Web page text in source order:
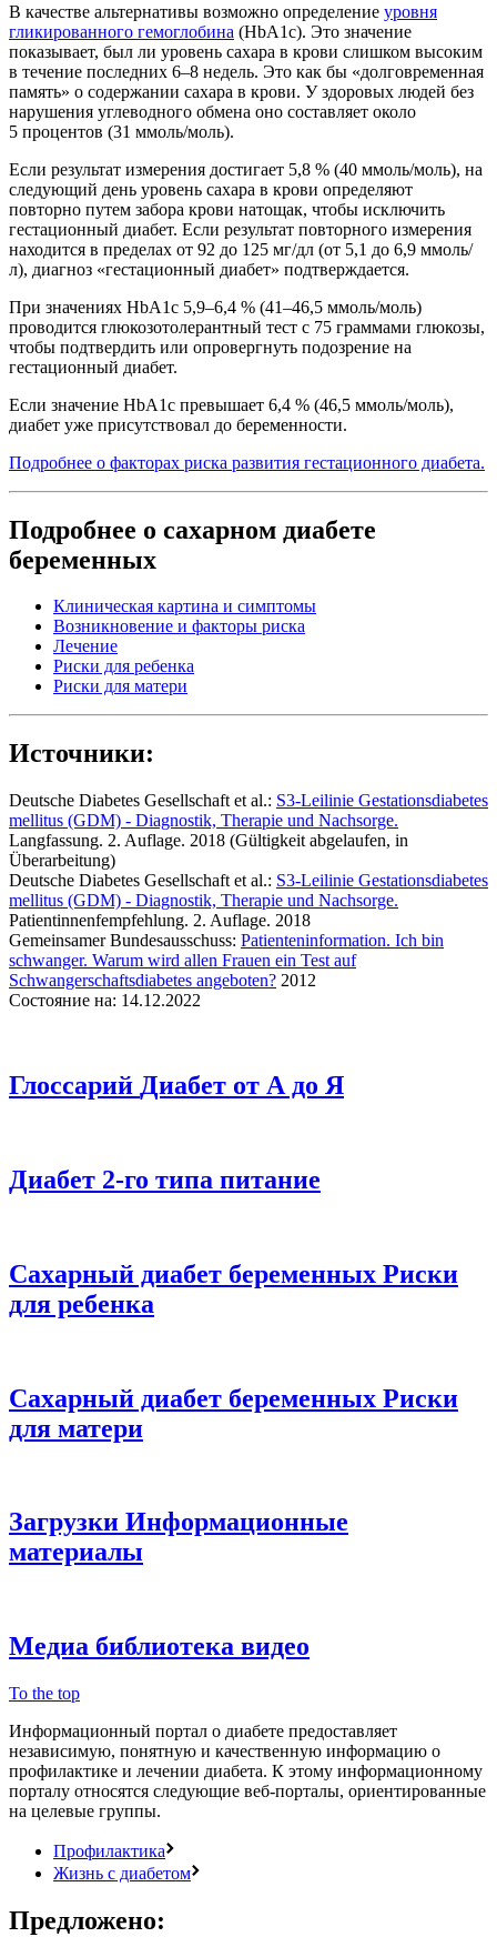
В качестве альтернативы возможно определение уровня
гликированного гемоглобина (HbA1c). Это значение
показывает, был ли уровень сахара в крови слишком высоким
в течение последних 6–8 недель. Это как бы «долговременная
память» о содержании сахара в крови. У здоровых людей без
нарушения углеводного обмена оно составляет около
5 процентов (31 ммоль/моль).
Если результат измерения достигает 5,8 % (40 ммоль/моль), на
следующий день уровень сахара в крови определяют
повторно путем забора крови натощак, чтобы исключить
гестационный диабет. Если результат повторного измерения
находится в пределах от 92 до 125 мг/дл (от 5,1 до 6,9 ммоль/
л), диагноз «гестационный диабет» подтверждается.
При значениях HbA1c 5,9–6,4 % (41–46,5 ммоль/моль)
проводится глюкозотолерантный тест с 75 граммами глюкозы,
чтобы подтвердить или опровергнуть подозрение на
гестационный диабет.
Если значение HbA1c превышает 6,4 % (46,5 ммоль/моль),
диабет уже присутствовал до беременности.
Подробнее о факторах риска развития гестационного диабета.
Подробнее о сахарном диабете
беременных
Клиническая картина и симптомы
Возникновение и факторы риска
Лечение
Риски для ребенка
Риски для матери
Источники:
Deutsche Diabetes Gesellschaft et al.: S3-Leilinie Gestationsdiabetes
mellitus (GDM) - Diagnostik, Therapie und Nachsorge.
Langfassung. 2. Auflage. 2018 (Gültigkeit abgelaufen, in
Überarbeitung)
Deutsche Diabetes Gesellschaft et al.: S3-Leilinie Gestationsdiabetes
mellitus (GDM) - Diagnostik, Therapie und Nachsorge.
Patientinnenfempfehlung. 2. Auflage. 2018
Gemeinsamer Bundesausschuss: Patienteninformation. Ich bin
schwanger. Warum wird allen Frauen ein Test auf
Schwangerschaftsdiabetes angeboten? 2012
Состояние на: 14.12.2022
Глоссарий Диабет от А до Я
Диабет 2-го типа питание
Сахарный диабет беременных Риски
для ребенка
Сахарный диабет беременных Риски
для матери
Загрузки Информационные
материалы
Медиа библиотека видео
To the top
Информационный портал о диабете предоставляет
независимую, понятную и качественную информацию о
профилактике и лечении диабета. К этому информационному
порталу относятся следующие веб-порталы, ориентированные
на целевые группы.
Профилактика
Жизнь с диабетом
Предложено: